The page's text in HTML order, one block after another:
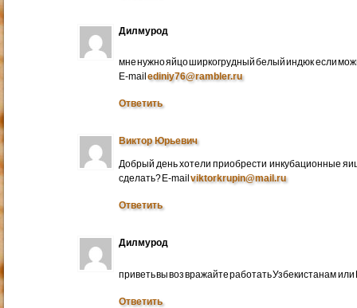
Дилмурод
мне нужно яйцо ширкогрудный белый индюк если
E-mailediniy76@rambler.ru
Ответить
Виктор Юрьевич
Добрый день хотели приобрести инкубационные
сделать? E-mailviktorkrupin@mail.ru
Ответить
Дилмурод
приветь вы воз вражайте работать Узбекистанам
Ответить